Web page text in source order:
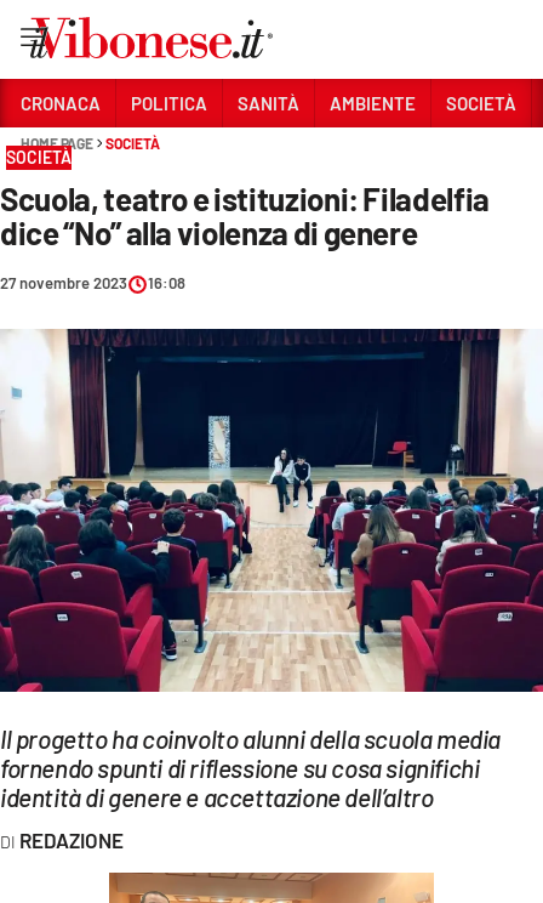
Sezioni
CRONACA
POLITICA
SANITÀ
AMBIENTE
SOCIETÀ
CULTURA
ECONOMIA E LAVORO
EVENTI
SPORT
Streaming
LAC NETWORK
CRONACA POLITICA SANITÀ AMBIENTE SOCIETÀ
HOME PAGE SOCIETÀ
SOCIETÀ
Scuola, teatro e istituzioni: Filadelfia
dice “No” alla violenza di genere
27 novembre 2023 16:08
Il progetto ha coinvolto alunni della scuola media
fornendo spunti di riflessione su cosa significhi
identità di genere e accettazione dell’altro
REDAZIONE